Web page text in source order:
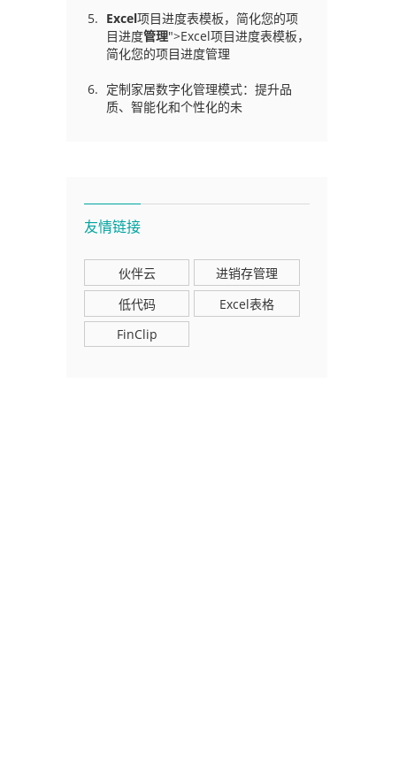
Excel项目进度表模板，简化您的项
目进度管理">Excel项目进度表模板，
简化您的项目进度管理
定制家居数字化管理模式：提升品
质、智能化和个性化的未
友情链接
伙伴云
进销存管理
低代码
Excel表格
FinClip